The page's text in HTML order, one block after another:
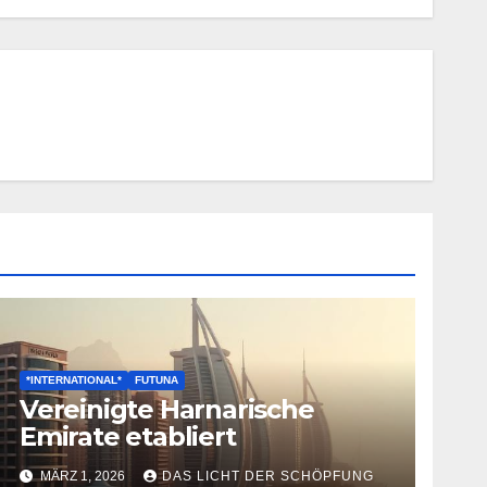
*INTERNATIONAL* FUTUNA
Vereinigte Harnarische
Emirate etabliert
MÄRZ 1, 2026 DAS LICHT DER SCHÖPFUNG